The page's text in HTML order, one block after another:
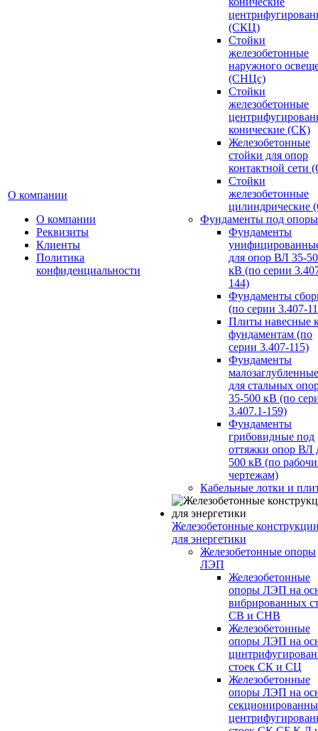
О компании
О компании
Реквизиты
Клиенты
Политика
конфиденциальности
(СКЦ)
Стойки
железобетонные
наружного
(СНЦс)
Стойки
железобетонные
конические (СК)
Железобетонные
стойки для опор
контактной сети
Стойки
железобетонные
цилиндрические
Фундаменты под опоры
Фундаменты
для опор ВЛ 35-
кВ (по серии
144)
Фундаменты
(по серии 3.407-
Плиты навесные
фундаментам (по
серии 3.407-115)
Фундаменты
малозаглубленные
для стальных
35-500 кВ (по
3.407.1-159)
Фундаменты
грибовидные под
оттяжки опор ВЛ
500 кВ (по
чертежам)
Кабельные лотки и
Железобетонные
для энергетики
Железобетонные опоры
ЛЭП
Железобетонные
опоры ЛЭП на
вибрированных
СВ и СНВ
Железобетонные
опоры ЛЭП на
стоек СК и СЦ
Железобетонные
опоры ЛЭП на